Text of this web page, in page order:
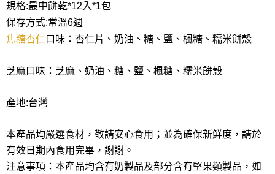
規格:最中餅乾*12入*1包
保存方式:常溫6週
焦糖杏仁口味：杏仁片、奶油、糖、鹽、楓糖、糯米餅殼
芝麻口味：芝麻、奶油、糖、鹽、楓糖、糯米餅殼
產地:台灣
本產品均嚴選食材，敬請安心食用；並為確保新鮮度，請於
有效日期內食用完畢，謝謝。
注意事項：本產品均含有奶製品及部分含有堅果類製品，如